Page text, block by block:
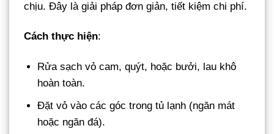
chịu. Đây là giải pháp đơn giản, tiết kiệm chi phí.
Cách thực hiện:
Rửa sạch vỏ cam, quýt, hoặc bưởi, lau khô
hoàn toàn.
Đặt vỏ vào các góc trong tủ lạnh (ngăn mát
hoặc ngăn đá).